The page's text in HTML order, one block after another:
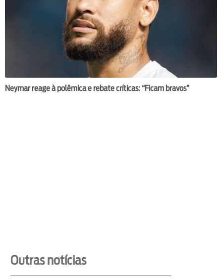
Neymar reage à polêmica e rebate críticas: “Ficam bravos”
Outras notícias